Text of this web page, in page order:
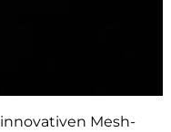
Mesh-